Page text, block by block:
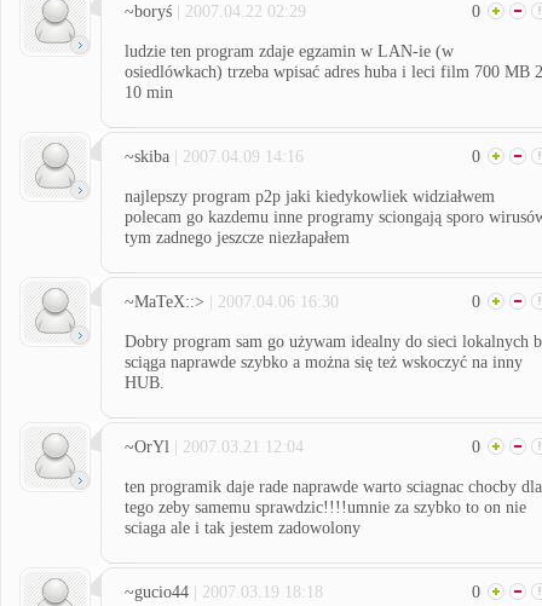
~boryś | 2007.04.22 02:29 0
ludzie ten program zdaje egzamin w LAN-ie (w
osiedlówkach) trzeba wpisać adres huba i leci film 700 MB
10 min
~skiba | 2007.04.09 14:16 0
najlepszy program p2p jaki kiedykowliek widziałwem
polecam go kazdemu inne programy sciongają sporo
tym zadnego jeszcze niezłapałem
~MaTeX::> | 2007.04.06 16:30 0
Dobry program sam go używam idealny do sieci lokalnych
sciąga naprawde szybko a można się też wskoczyć na inny
HUB.
~OrYl | 2007.03.21 12:04 0
ten programik daje rade naprawde warto sciagnac chocby dla
tego zeby samemu sprawdzic!!!!umnie za szybko to on nie
sciaga ale i tak jestem zadowolony
~gucio44 | 2007.03.19 18:18 0